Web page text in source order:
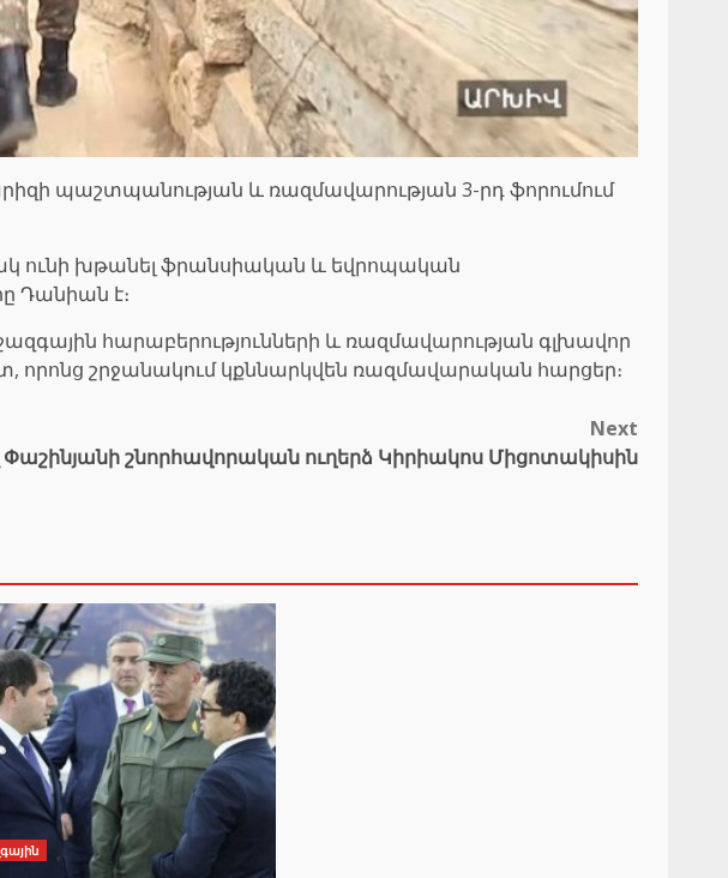
պաշտպանության և ռազմավարության 3-րդ ֆորումում
ունի խթանել ֆրանսիական և եվրոպական
Դանիան է։
հարաբերությունների և ռազմավարության գլխավոր
որոնց շրջանակում կքննարկվեն ռազմավարական հարցեր։
Next
Փաշինյանի շնորհավորական ուղերձ Կիրիակոս Միցոտակիսին